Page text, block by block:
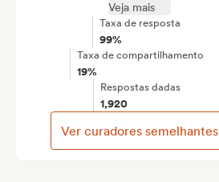
Veja mais
Taxa de resposta
99%
Taxa de compartilhamento
19%
Respostas dadas
1,920
Ver curadores semelhantes